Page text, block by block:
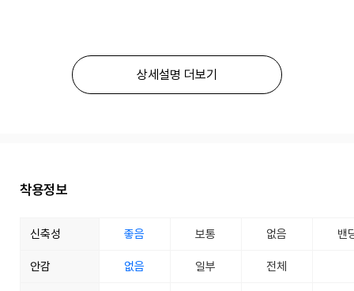
상세설명 더보기
착용정보
신축성 좋음 보통 없음 밴
안감 없음 일부 전체